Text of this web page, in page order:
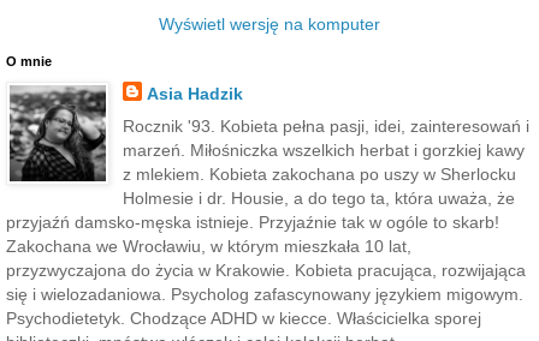
Wyświetl wersję na komputer
O mnie
Asia Hadzik
Rocznik '93. Kobieta pełna pasji, idei, zainteresowań i
marzeń. Miłośniczka wszelkich herbat i gorzkiej kawy
z mlekiem. Kobieta zakochana po uszy w Sherlocku
Holmesie i dr. Housie, a do tego ta, która uważa, że
przyjaźń damsko-męska istnieje. Przyjaźnie tak w ogóle to skarb!
Zakochana we Wrocławiu, w którym mieszkała 10 lat,
przyzwyczajona do życia w Krakowie. Kobieta pracująca, rozwijająca
się i wielozadaniowa. Psycholog zafascynowany językiem migowym.
Psychodietetyk. Chodzące ADHD w kiecce. Właścicielka sporej